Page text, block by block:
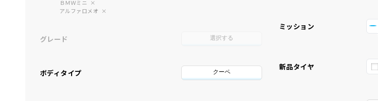
ＢＭＷミニ
アルファロメオ
グレード 選択する
ボディタイプ クーペ
ミッション
新品タイヤ